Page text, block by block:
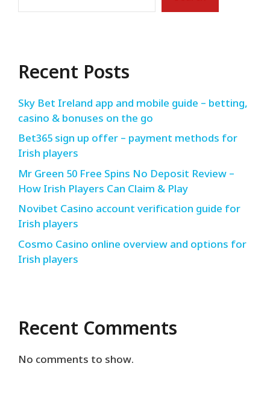
Recent Posts
Sky Bet Ireland app and mobile guide – betting,
casino & bonuses on the go
Bet365 sign up offer – payment methods for
Irish players
Mr Green 50 Free Spins No Deposit Review –
How Irish Players Can Claim & Play
Novibet Casino account verification guide for
Irish players
Cosmo Casino online overview and options for
Irish players
Recent Comments
No comments to show.